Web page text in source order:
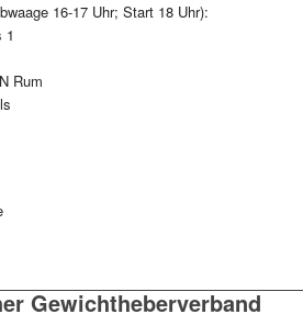
16-17 Uhr; Start 18 Uhr):
1
Rum
Gewichtheberverband